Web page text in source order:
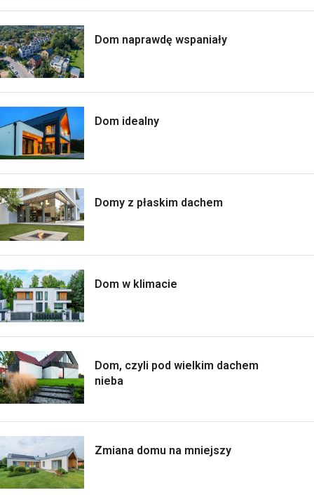
Dom naprawdę wspaniały
Dom idealny
Domy z płaskim dachem
Dom w klimacie
Dom, czyli pod wielkim dachem
nieba
Zmiana domu na mniejszy